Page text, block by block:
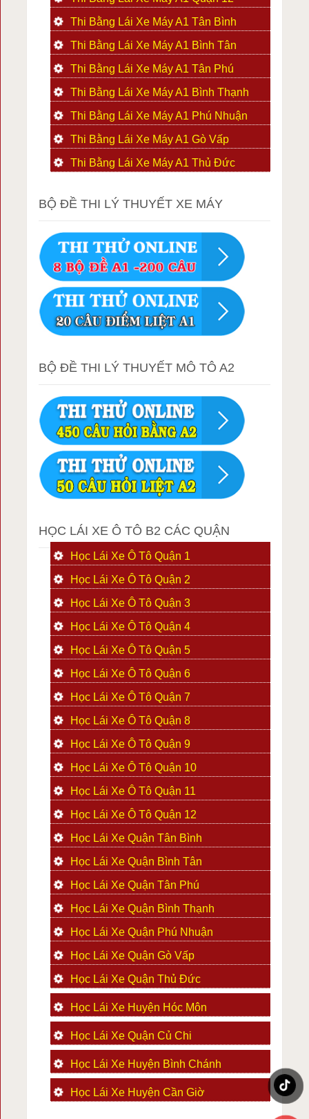
Thi Bằng Lái Xe Máy A1 Tân Bình
Thi Bằng Lái Xe Máy A1 Bình Tân
Thi Bằng Lái Xe Máy A1 Tân Phú
Thi Bằng Lái Xe Máy A1 Bình Thạnh
Thi Bằng Lái Xe Máy A1 Phú Nhuận
Thi Bằng Lái Xe Máy A1 Gò Vấp
Thi Bằng Lái Xe Máy A1 Thủ Đức
BỘ ĐỀ THI LÝ THUYẾT XE MÁY
BỘ ĐỀ THI LÝ THUYẾT MÔ TÔ A2
HỌC LÁI XE Ô TÔ B2 CÁC QUẬN
Học Lái Xe Ô Tô Quận 1
Học Lái Xe Ô Tô Quận 2
Học Lái Xe Ô Tô Quận 3
Học Lái Xe Ô Tô Quận 4
Học Lái Xe Ô Tô Quận 5
Học Lái Xe Ô Tô Quận 6
Học Lái Xe Ô Tô Quận 7
Học Lái Xe Ô Tô Quận 8
Học Lái Xe Ô Tô Quận 9
Học Lái Xe Ô Tô Quận 10
Học Lái Xe Ô Tô Quận 11
Học Lái Xe Ô Tô Quận 12
Học Lái Xe Quận Tân Bình
Học Lái Xe Quận Bình Tân
Học Lái Xe Quận Tân Phú
Học Lái Xe Quận Bình Thạnh
Học Lái Xe Quận Phú Nhuận
Học Lái Xe Quận Gò Vấp
Học Lái Xe Quận Thủ Đức
Học Lái Xe Huyện Hóc Môn
Học Lái Xe Quận Củ Chi
Học Lái Xe Huyện Bình Chánh
Học Lái Xe Huyện Cần Giờ